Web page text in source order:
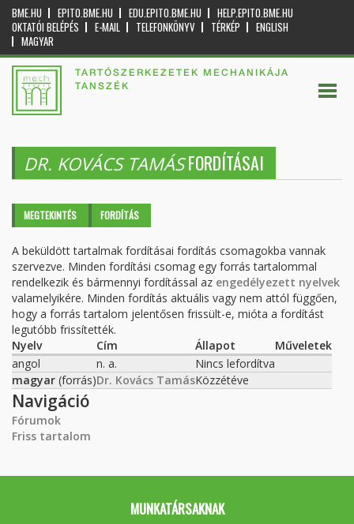
BME.HU EPITO.BME.HU EDU.EPITO.BME.HU
HELP.EPITO.BME.HU
OKTATÓI BELÉPÉS
E-MAIL TELEFONKÖNYV TÉRKÉP
ENGLISH
MAGYAR
TARTÓSZERKEZETEK MECHANIKÁJA
TANSZÉK
DR. KOVÁCS TAMÁSFORDÍTÁSAI
Elsődleges fülek
MEGTEKINTÉS FORDÍTÁS
A beküldött tartalmak fordításai fordítás csomagokba vannak
szervezve. Minden fordítási csomag egy forrás tartalommal
rendelkezik és bármennyi fordítással az engedélyezett nyelvek
valamelyikére. Minden fordítás aktuális vagy nem attól függően,
hogy a forrás tartalom jelentősen frissült-e, mióta a fordítást
legutóbb frissítették.
Nyelv
Cím Állapot
Műveletek
angol
n. a.
Nincs lefordítva
magyar (forrás)Dr. Kovács TamásKözzétéve
Navigáció
Fórumok
Friss tartalom
MUNKATÁRSAKNAK